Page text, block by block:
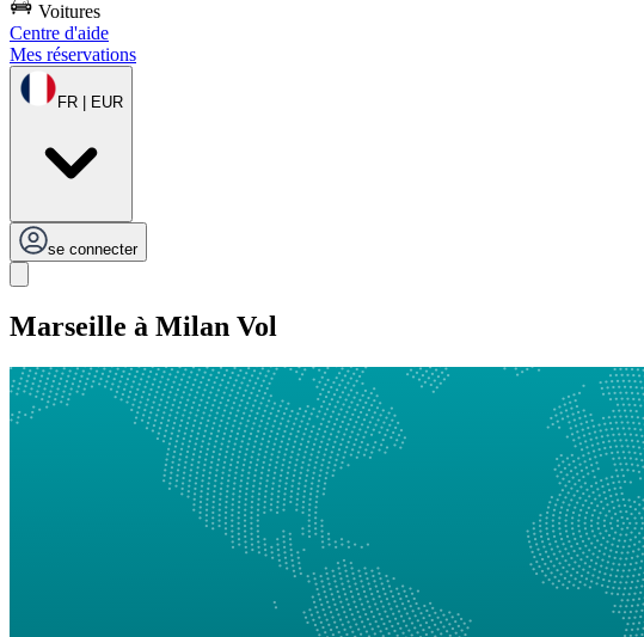
Voitures
Centre d'aide
Mes réservations
FR | EUR
se connecter
Marseille à Milan Vol